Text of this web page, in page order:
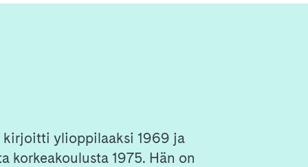
kirjoitti ylioppilaaksi 1969 ja
korkeakoulusta 1975. Hän on